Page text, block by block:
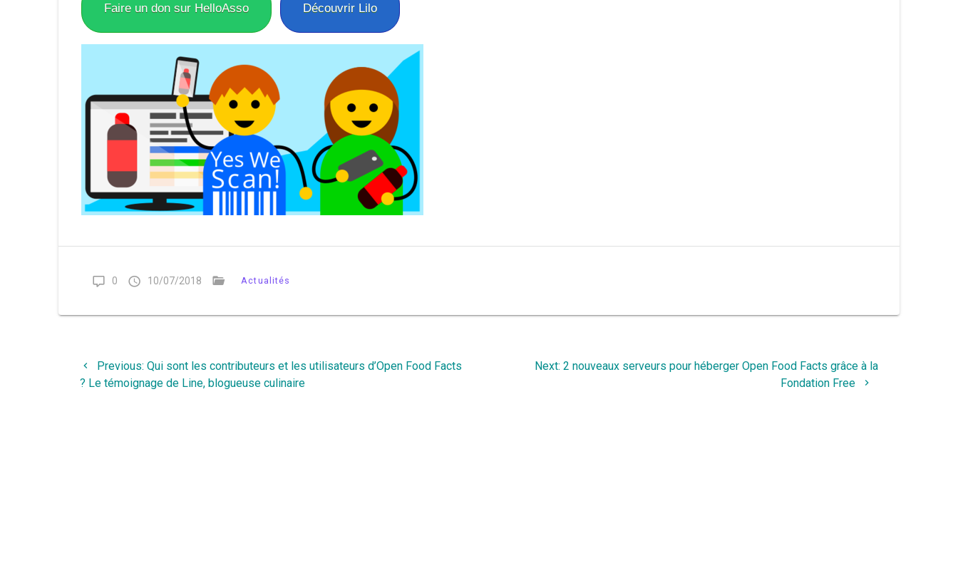
Faire un don sur HelloAsso Découvrir Lilo
0 10/07/2018 Actualités
Navigation
de
Previous: Previous
post:
Qui sont les contributeurs et les utilisateurs d’Open Food Facts
? Le témoignage de Line, blogueuse culinaire
Next: Next
2 nouveaux serveurs pour héberger Open Food Facts grâce à la
Fondation Free